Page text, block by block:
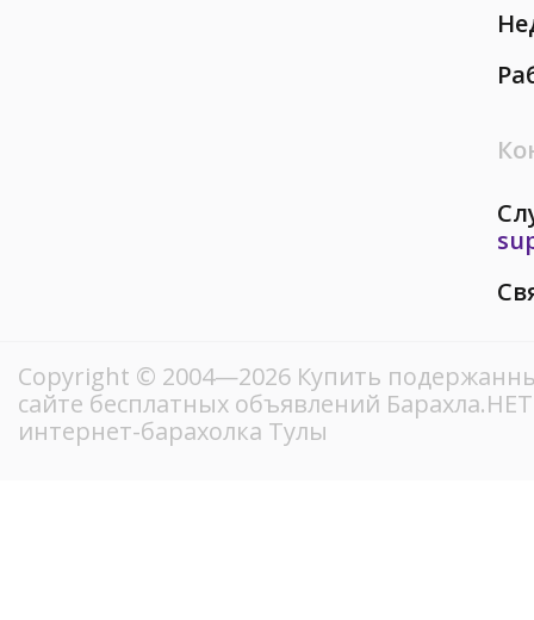
Copyright © 2004—2026 Купить
сайте бесплатных объявлений
интернет-барахолка Тулы